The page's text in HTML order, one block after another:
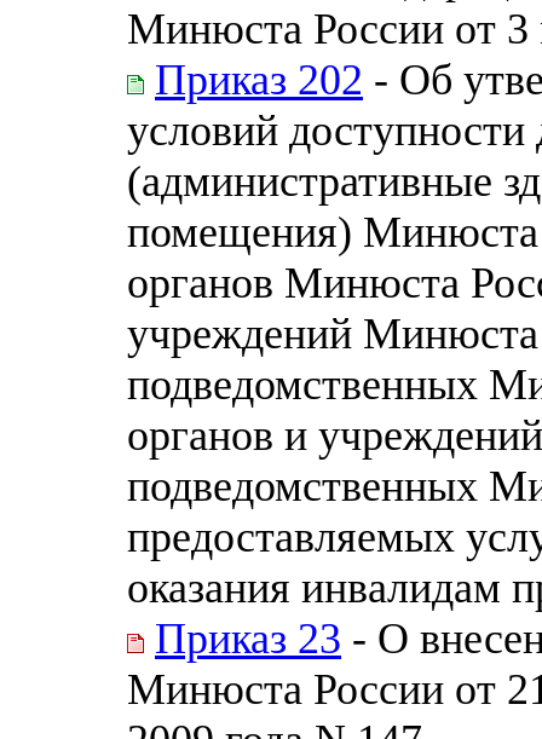
Минюста России от 3
Приказ 202 - Об
условий доступности
(административные
помещения) Минюста
органов Минюста
учреждений
подведомственных
органов и
подведомственных
предоставляемых
оказания инвалидам
Приказ 23 - О
Минюста России от